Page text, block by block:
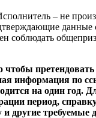
– не
данные
соблюдать
чтобы
информация по
на один год.
период,
и другие